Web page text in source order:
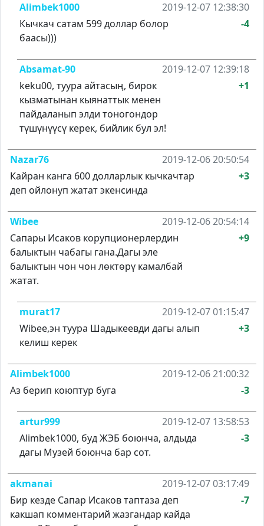
Alimbek1000
2019-12-07 12:38:30
Кычкач сатам 599 доллар болор
баасы)))
-4
Absamat-90
2019-12-07 12:39:18
keku00, туура айтасың, бирок
кызматынан кыянаттык менен
пайдаланып элди тоногондор
түшүнүүсү керек, бийлик бул эл!
+1
Nazar76
2019-12-06 20:50:54
Кайран канга 600 долларлык кычкачтар
деп ойлонуп жатат экенсинда
+3
Wibee
2019-12-06 20:54:14
Сапары Исаков корупционерлердин
балыктын чабагы гана.Дагы эле
балыктын чон чон лөктөрү камалбай
жатат.
+9
murat17
2019-12-07 01:15:47
Wibee,эн туура Шадыкеевди дагы алып
келиш керек
+3
Alimbek1000
2019-12-06 21:00:32
Аз берип коюптур буга
-3
artur999
2019-12-07 13:58:53
Alimbek1000, буд ЖЭБ боюнча, алдыда
дагы Музей боюнча бар сот.
-3
akmanai
2019-12-07 03:17:49
Бир кезде Сапар Исаков таптаза деп
какшап комментарий жазгандар кайда
-7